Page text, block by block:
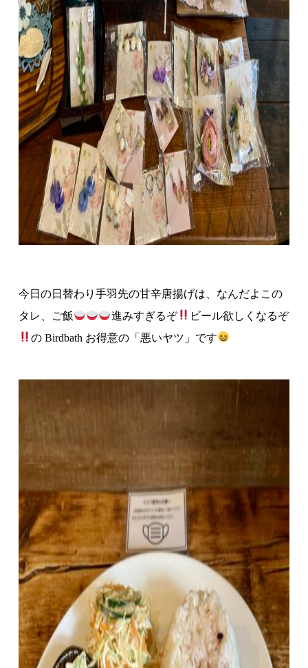
今日の日替わり手羽先の甘辛唐揚げは、なんだよこの
タレ、ご飯
進みすぎるぞ
ビール欲しくなるぞ
の Birdbath お得意の「悪いヤツ」です